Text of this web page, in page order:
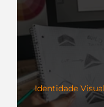
Identidade Visual